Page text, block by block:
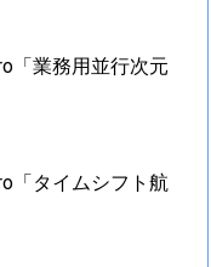
「業務用並行次元
「タイムシフト航